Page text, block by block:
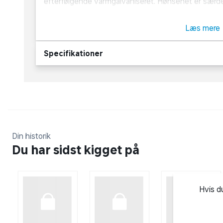
understøtning af isolering eller til dekoration.Læs mere
Specifikationer
Din historik
Du har sidst kigget på
Hvis